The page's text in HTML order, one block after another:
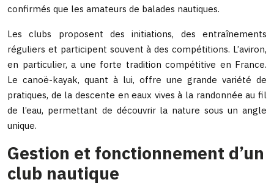
confirmés que les amateurs de balades nautiques.
Les clubs proposent des initiations, des entraînements
réguliers et participent souvent à des compétitions. L’aviron,
en particulier, a une forte tradition compétitive en France.
Le canoë-kayak, quant à lui, offre une grande variété de
pratiques, de la descente en eaux vives à la randonnée au fil
de l’eau, permettant de découvrir la nature sous un angle
unique.
Gestion et fonctionnement d’un
club nautique